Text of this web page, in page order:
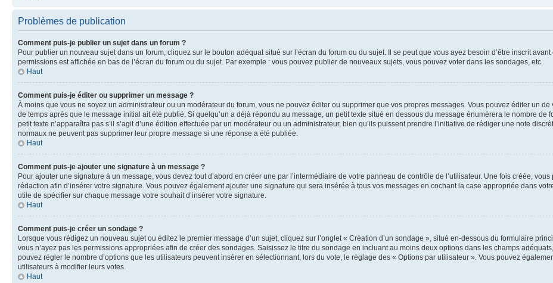
Problèmes de publication
Comment puis-je publier un sujet dans un forum ?
Pour publier un nouveau sujet dans un forum, cliquez sur le bouton adéquat situé sur l’écran du forum ou du sujet. Il se peut que vous ayez besoin d’être inscrit
permissions est affichée en bas de l’écran du forum ou du sujet. Par exemple : vous pouvez publier de nouveaux sujets, vous pouvez voter dans les sondages, etc.
Haut
Comment puis-je éditer ou supprimer un message ?
À moins que vous ne soyez un administrateur ou un modérateur du forum, vous ne pouvez éditer ou supprimer que vos propres messages. Vous pouvez éditer un
de temps après que le message initial ait été publié. Si quelqu’un a déjà répondu au message, un petit texte situé en dessous du message énumèrera le nombre de
petit texte n’apparaîtra pas s’il s’agit d’une édition effectuée par un modérateur ou un administrateur, bien qu’ils puissent prendre l’initiative de rédiger une note
normaux ne peuvent pas supprimer leur propre message si une réponse a été publiée.
Haut
Comment puis-je ajouter une signature à un message ?
Pour ajouter une signature à un message, vous devez tout d’abord en créer une par l’intermédiaire de votre panneau de contrôle de l’utilisateur. Une fois créée,
rédaction afin d’insérer votre signature. Vous pouvez également ajouter une signature qui sera insérée à tous vos messages en cochant la case appropriée dans
utile de spécifier sur chaque message votre souhait d’insérer votre signature.
Haut
Comment puis-je créer un sondage ?
Lorsque vous rédigez un nouveau sujet ou éditez le premier message d’un sujet, cliquez sur l’onglet « Création d’un sondage », situé en-dessous du formulaire
vous n’ayez pas les permissions appropriées afin de créer des sondages. Saisissez le titre du sondage en incluant au moins deux options dans les champs
pouvez régler le nombre d’options que les utilisateurs peuvent insérer en sélectionnant, lors du vote, le réglage des « Options par utilisateur ». Vous pouvez
utilisateurs à modifier leurs votes.
Haut